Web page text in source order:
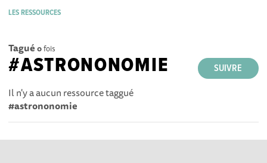
LES RESSOURCES
Tagué 0fois
SUIVRE
#ASTRONONOMIE
Il n'y a aucun ressource taggué
#astrononomie